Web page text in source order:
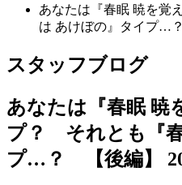
あなたは『春眠 暁を覚
は あけぼの』タイプ…
スタッフブログ
あなたは『春眠 暁
プ？ それとも『
プ…？ 【後編】